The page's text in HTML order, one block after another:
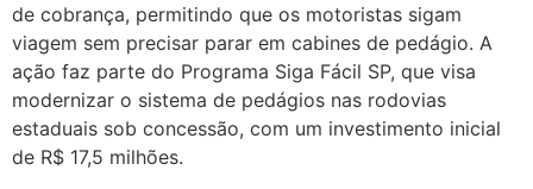
de cobrança, permitindo que os motoristas sigam
viagem sem precisar parar em cabines de pedágio. A
ação faz parte do Programa Siga Fácil SP, que visa
modernizar o sistema de pedágios nas rodovias
estaduais sob concessão, com um investimento inicial
de R$ 17,5 milhões.